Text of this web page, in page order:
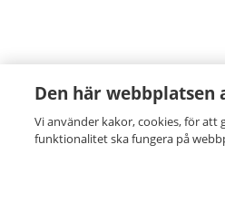
Den här webbplatsen
Vi använder kakor, cookies, för
funktionalitet ska fungera på